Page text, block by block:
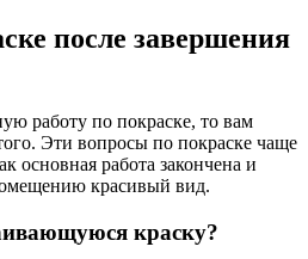
после завершения
работу по покраске, то вам
Эти вопросы по покраске чаще
основная работа закончена и
красивый вид.
краску?